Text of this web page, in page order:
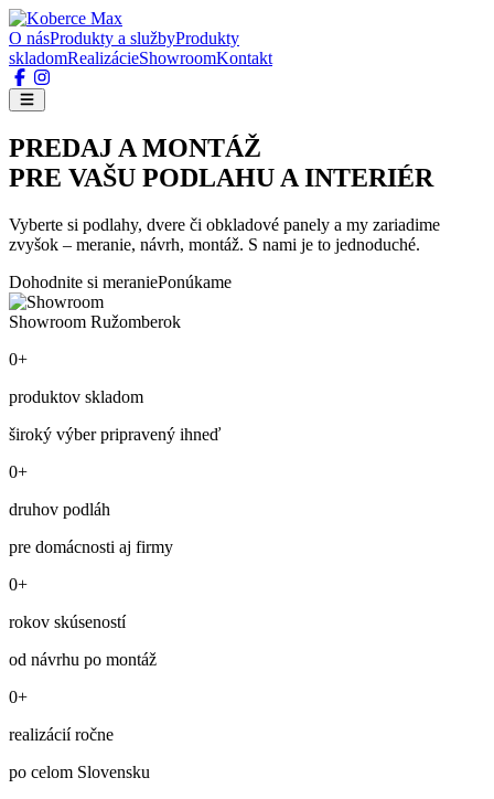
O násProdukty a službyProdukty
skladomRealizácieShowroomKontakt
PREDAJ A MONTÁŽ
PRE VAŠU PODLAHU A INTERIÉR
Vyberte si podlahy, dvere či obkladové panely a my zariadime
zvyšok – meranie, návrh, montáž. S nami je to jednoduché.
Dohodnite si meraniePonúkame
Showroom Ružomberok
0+
produktov skladom
široký výber pripravený ihneď
0+
druhov podláh
pre domácnosti aj firmy
0+
rokov skúseností
od návrhu po montáž
0+
realizácií ročne
po celom Slovensku